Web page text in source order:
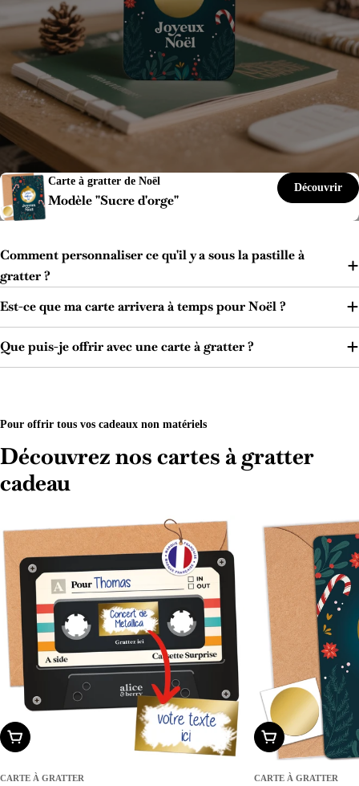
Carte à gratter de Noël
Modèle "Sucre d'orge"
Découvrir
Carte à gratter de Noël
Modèle Sapin
Button Label
Comment personnaliser ce qu'il y a sous la pastille à
gratter ?
Est-ce que ma carte arrivera à temps pour Noël ?
Que puis-je offrir avec une carte à gratter ?
Pour offrir tous vos cadeaux non matériels
Découvrez nos cartes à gratter
cadeau
Ajouter Au Panier
CARTE À GRATTER
Ajouter Au Panier
CARTE À GRATTER